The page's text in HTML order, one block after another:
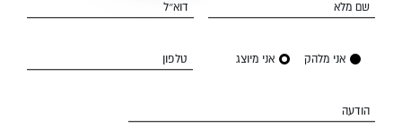
שם מלא דוא״ל
אני מלהק אני מיוצג טלפון
הודעה